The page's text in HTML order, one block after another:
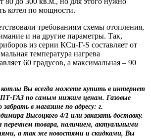
котел по мощности.
требованиям схемы отопления,
и на другие параметры. Так,
из серии КСц-Г-S составляет от
температура нагрева
60 градусов, а максимальная – 90
котлы Вы всегда можете купить в интернет
ГАЗ по самым низким ценам. Газовые
в магазине по адресу: г.
Высоцкого 4/1 или заказать доставку.
перечнем товара, наличием, актуальными
а так же новостями и скидками, Вы